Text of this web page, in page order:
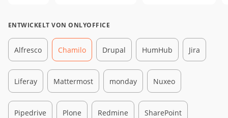
ENTWICKELT VON ONLYOFFICE
Alfresco Chamilo Drupal HumHub Jira
Liferay Mattermost monday Nuxeo
Pipedrive Plone Redmine SharePoint